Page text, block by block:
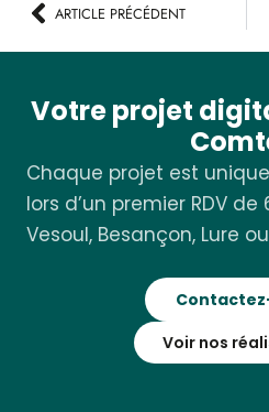
ARTICLE PRÉCÉDENT
Votre projet
Chaque projet est
lors d’un premier RDV
Vesoul, Besançon, Lure
Voir nos